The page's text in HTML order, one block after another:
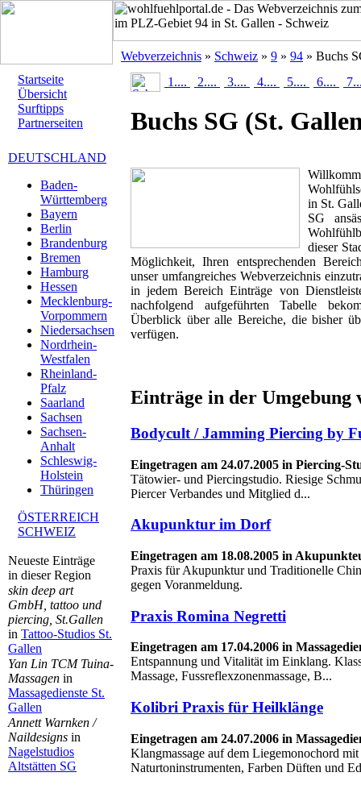
Webverzeichnis » Schweiz » 9 » 94 » Buchs
Startseite
Übersicht
Surftipps
Partnerseiten
DEUTSCHLAND
Baden-
Württemberg
Bayern
Berlin
Brandenburg
Bremen
Hamburg
Hessen
Mecklenburg-
Vorpommern
Niedersachsen
Nordrhein-
Westfalen
Rheinland-
Pfalz
Saarland
Sachsen
Sachsen-
Anhalt
Schleswig-
Holstein
Thüringen
ÖSTERREICH
SCHWEIZ
Neueste Einträge
in dieser Region
skin deep art
GmbH, tattoo und
piercing, St.Gallen
in Tattoo-Studios St.
Gallen
Yan Lin TCM Tuina-
Massagen in
Massagedienste St.
Gallen
Annett Warnken /
Naildesigns in
Nagelstudios
Altstätten SG
1.... 2.... 3.... 4.... 5.... 6....
Buchs SG (St.
in St.
SG
dieser
Möglichkeit, Ihren entsprechenden
unser umfangreiches Webverzeichnis
in jedem Bereich Einträge von
nachfolgend aufgeführten Tabelle
Überblick über alle Bereiche, die bisher
verfügen.
Einträge in der Umgebung
Bodycult / Jamming Piercing by
Eingetragen am 24.07.2005 in Piercing-
Tätowier- und Piercingstudio. Riesige
Piercer Verbandes und Mitglied d...
Akupunktur im Dorf
Eingetragen am 18.08.2005 in
Praxis für Akupunktur und Traditionelle
gegen Voranmeldung.
Praxis Romina Negretti
Eingetragen am 17.04.2006 in
Entspannung und Vitalität im Einklang.
Massage, Fussreflexzonenmassage, B...
Kolibri Praxis für Heilklänge
Eingetragen am 24.07.2006 in
Klangmassage auf dem Liegemonochord mit
Naturtoninstrumenten, Farben Düften und